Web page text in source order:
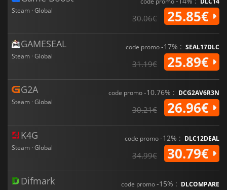
Steam · Global
30.06€ 25.85€
GAMESEAL
Steam · Global
code promo-17% : SEAL17DLC
31.19€ 25.89€
G2A
Steam · Global
code promo-10.76% : DCG2AV6R3N
30.21€ 26.96€
K4G
Steam · Global
code promo-12% : DLC12DEAL
34.99€ 30.79€
Difmark code promo-15% : DLCOMPARE